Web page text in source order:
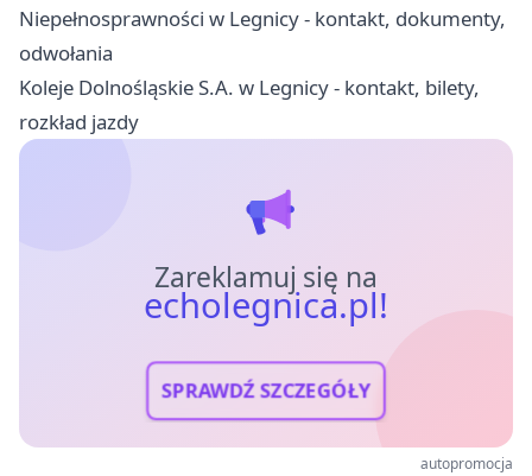
Niepełnosprawności w Legnicy - kontakt, dokumenty,
odwołania
Koleje Dolnośląskie S.A. w Legnicy - kontakt, bilety,
rozkład jazdy
Zareklamuj się na
echolegnica.pl!
SPRAWDŹ SZCZEGÓŁY
autopromocja